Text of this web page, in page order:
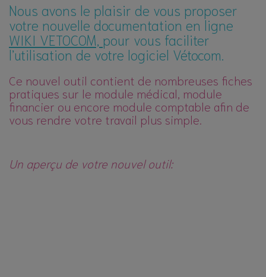
Nous avons le plaisir de vous proposer
votre nouvelle documentation en ligne
WIKI VETOCOM, pour vous faciliter
l’utilisation de votre logiciel Vétocom.
Ce nouvel outil contient de nombreuses fiches
pratiques sur le module médical, module
financier ou encore module comptable afin de
vous rendre votre travail plus simple.
Un aperçu de votre nouvel outil: